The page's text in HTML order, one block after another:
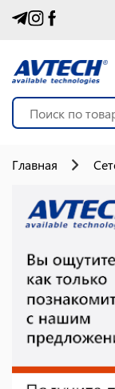
Главная